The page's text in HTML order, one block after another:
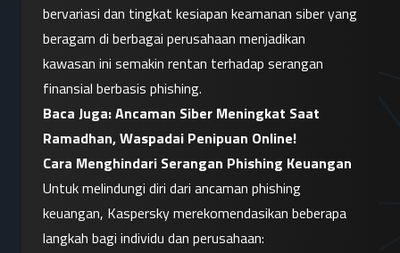
bervariasi dan tingkat kesiapan keamanan siber yang
beragam di berbagai perusahaan menjadikan
kawasan ini semakin rentan terhadap serangan
finansial berbasis phishing.
Baca Juga: Ancaman Siber Meningkat Saat
Ramadhan, Waspadai Penipuan Online!
Cara Menghindari Serangan Phishing Keuangan
Untuk melindungi diri dari ancaman phishing
keuangan, Kaspersky merekomendasikan beberapa
langkah bagi individu dan perusahaan: